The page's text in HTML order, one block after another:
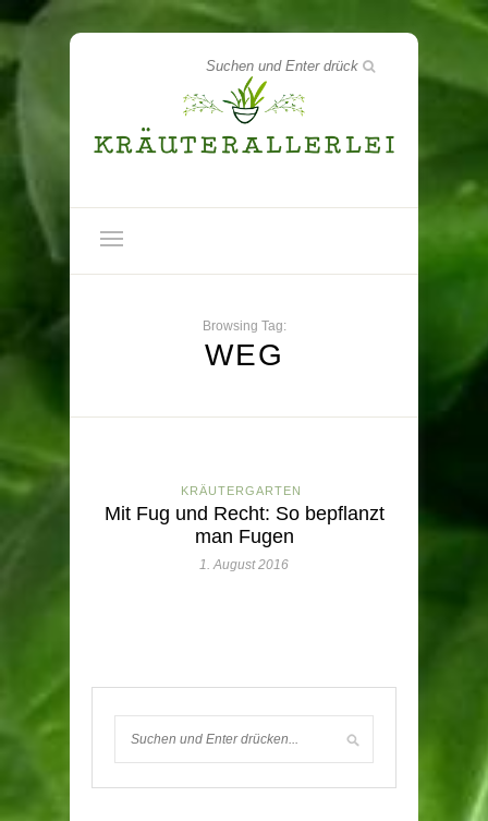
Browsing Tag:
WEG
KRÄUTERGARTEN
Mit Fug und Recht: So bepflanzt
man Fugen
1. August 2016